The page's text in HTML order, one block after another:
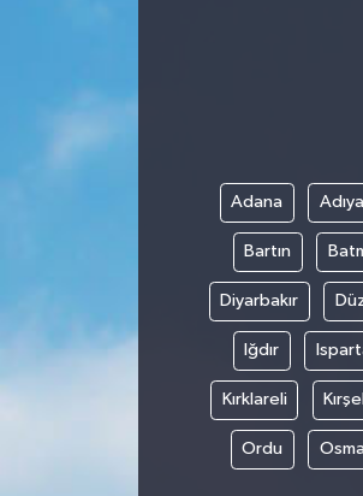
Adana
Bartın
Diyarbakır
Iğdır
Kırklareli
Ordu